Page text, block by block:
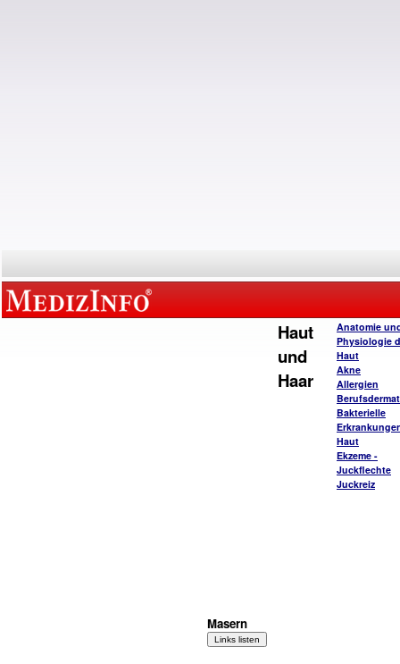
Haut
und
Haar
Anatomie
Physiologie
Haut
Akne
Allergien
Bakterielle
Haut
Ekzeme -
Juckflechte
Juckreiz
Masern